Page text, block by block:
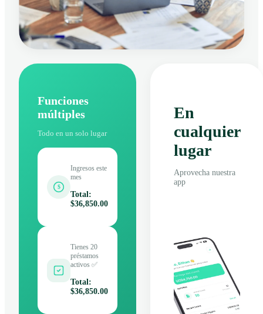
Funciones
múltiples
Todo en un solo lugar
$
Ingresos este
mes
Total:
$36,850.00
Tienes 20
préstamos
activos ✅
Total:
$36,850.00
En
cualquier
lugar
Aprovecha nuestra
app